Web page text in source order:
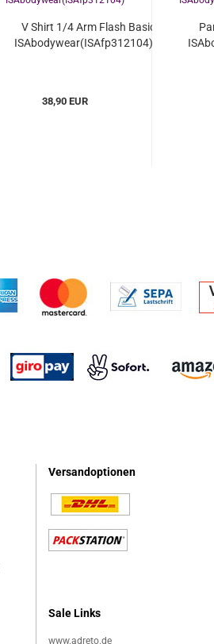
V Shirt 1/4 Arm Flash Basic
ISAbodywear(ISAfp312104)...
38,90 EUR
Versandoptionen
Sale Links
www.adreto.de